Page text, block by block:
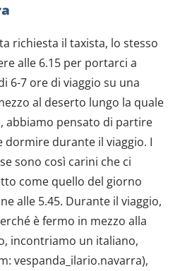
richiesta il taxista, lo stesso
alle 6.15 per portarci a
6-7 ore di viaggio su una
al deserto lungo la quale
abbiamo pensato di partire
dormire durante il viaggio. I
sono così carini che ci
come quello del giorno
alle 5.45. Durante il viaggio,
è fermo in mezzo alla
incontriamo un italiano,
vespanda_ilario.navarra),